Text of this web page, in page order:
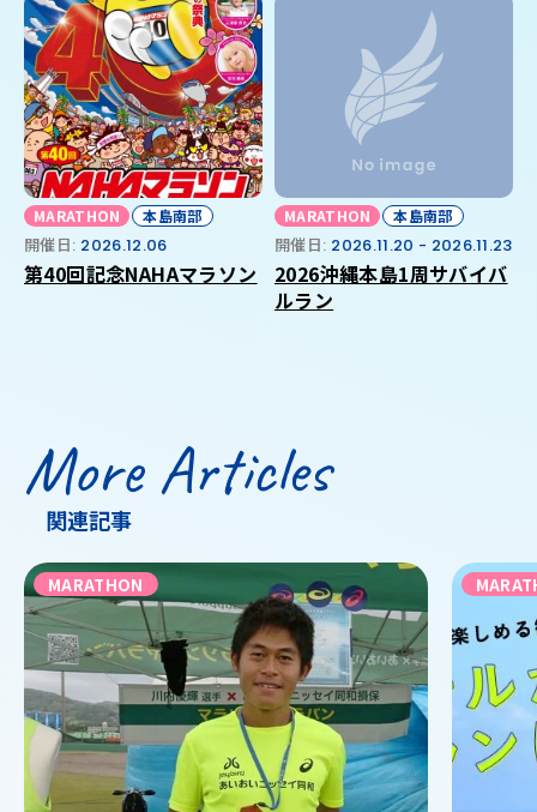
MARATHON 本島南部
開催日: 2026.12.06
第40回記念NAHAマラソン
MARATHON 本島南部
開催日: 2026.11.20 - 2026.11.23
2026沖縄本島1周サバイバ
ルラン
More Articles
関連記事
MARATHON